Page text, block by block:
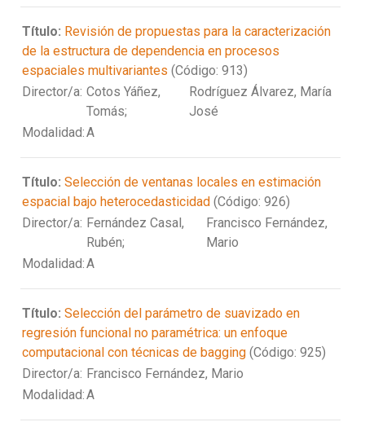
Título: Revisión de propuestas para la caracterización
de la estructura de dependencia en procesos
espaciales multivariantes (Código: 913)
Director/a: Cotos Yáñez,
Tomás;
Rodríguez Álvarez, María
José
Modalidad:A
Título: Selección de ventanas locales en estimación
espacial bajo heterocedasticidad (Código: 926)
Director/a: Fernández Casal,
Rubén;
Francisco Fernández,
Mario
Modalidad:A
Título: Selección del parámetro de suavizado en
regresión funcional no paramétrica: un enfoque
computacional con técnicas de bagging (Código: 925)
Director/a: Francisco Fernández, Mario
Modalidad:A